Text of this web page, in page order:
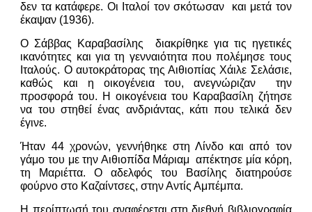
δεν τα κατάφερε. Οι Ιταλοί τον σκότωσαν και μετά τον
έκαψαν (1936).
Ο Σάββας Καραβασίλης διακρίθηκε για τις ηγετικές
ικανότητες και για τη γενναιότητα που πολέμησε τους
Ιταλούς. Ο αυτοκράτορας της Αιθιοπίας Χάιλε Σελάσιε,
καθώς και η οικογένεια του, ανεγνώριζαν την
προσφορά του. Η οικογένεια του Καραβασίλη ζήτησε
να του στηθεί ένας ανδριάντας, κάτι που τελικά δεν
έγινε.
Ήταν 44 χρονών, γεννήθηκε στη Λίνδο και από τον
γάμο του με την Αιθιοπίδα Μάριαμ απέκτησε μία κόρη,
τη Μαριέττα. Ο αδελφός του Βασίλης διατηρούσε
φούρνο στο Καζαίντσες, στην Αντίς Αμπέμπα.
Η περίπτωσή του αναφέρεται στη διεθνή βιβλιογραφία